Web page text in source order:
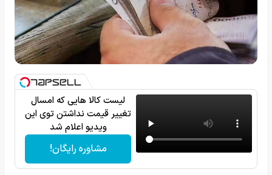
لیست کالا هایی که امسال
تغییر قیمت نداشتن توی این
ویدیو اعلام شد
مشاوره رایگان!